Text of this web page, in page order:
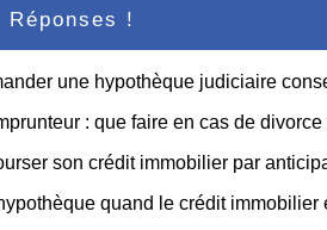
!
une hypothèque judiciaire
: que faire en cas de
son crédit immobilier par
quand le crédit immobilier